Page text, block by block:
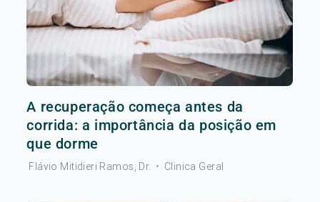
A recuperação começa antes da
corrida: a importância da posição em
que dorme
Flávio Mitidieri Ramos, Dr. • Clinica Geral